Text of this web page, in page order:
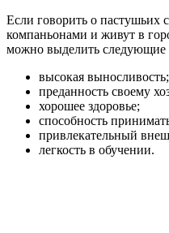
Если говорить о пастушьих
компаньонами и живут в
можно выделить следующие
высокая выносливость;
преданность своему
хорошее здоровье;
способность
привлекательный
легкость в обучении.